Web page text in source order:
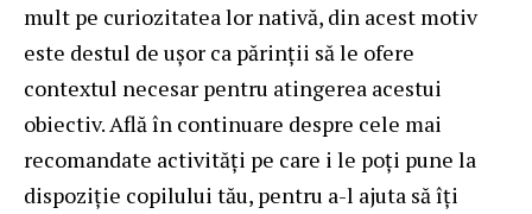
mult pe curiozitatea lor nativă, din acest motiv
este destul de ușor ca părinții să le ofere
contextul necesar pentru atingerea acestui
obiectiv. Află în continuare despre cele mai
recomandate activități pe care i le poți pune la
dispoziție copilului tău, pentru a-l ajuta să îți